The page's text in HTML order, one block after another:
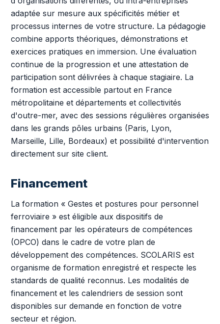
adaptée sur mesure aux spécificités métier et
processus internes de votre structure. La pédagogie
combine apports théoriques, démonstrations et
exercices pratiques en immersion. Une évaluation
continue de la progression et une attestation de
participation sont délivrées à chaque stagiaire. La
formation est accessible partout en France
métropolitaine et départements et collectivités
d'outre-mer, avec des sessions régulières organisées
dans les grands pôles urbains (Paris, Lyon,
Marseille, Lille, Bordeaux) et possibilité d'intervention
directement sur site client.
Financement
La formation « Gestes et postures pour personnel
ferroviaire » est éligible aux dispositifs de
financement par les opérateurs de compétences
(OPCO) dans le cadre de votre plan de
développement des compétences. SCOLARIS est
organisme de formation enregistré et respecte les
standards de qualité reconnus. Les modalités de
financement et les calendriers de session sont
disponibles sur demande en fonction de votre
secteur et région.